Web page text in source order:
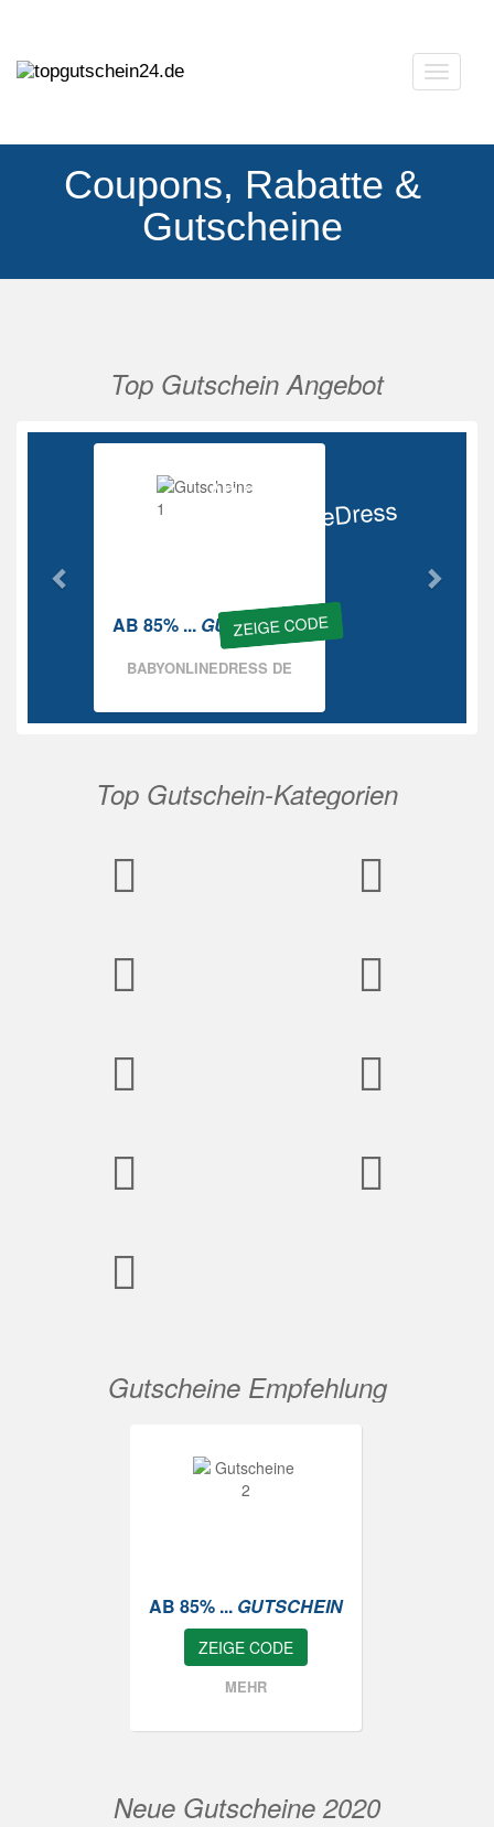
Coupons, Rabatte &
Gutscheine
Top Gutschein Angebot
Ab 85%
BabyOnlineDress
ZEIGE CODE
AB 85% ... GUTSCHEIN
BABYONLINEDRESS DE
Vorherige
Top Gutschein-Kategorien
Gutscheine Empfehlung
AB 85% ... GUTSCHEIN
ZEIGE CODE
MEHR
Neue Gutscheine 2020